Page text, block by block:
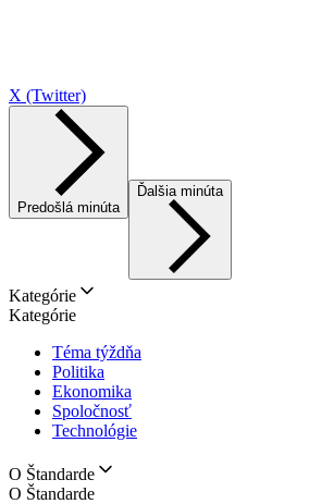
X (Twitter)
Predošlá minúta
Ďalšia minúta
Kategórie
Kategórie
Téma týždňa
Politika
Ekonomika
Spoločnosť
Technológie
O Štandarde
O Štandarde